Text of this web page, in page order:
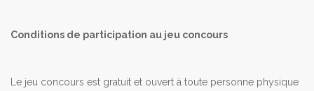
Conditions de participation au jeu concours
Le jeu concours est gratuit et ouvert à toute personne physique